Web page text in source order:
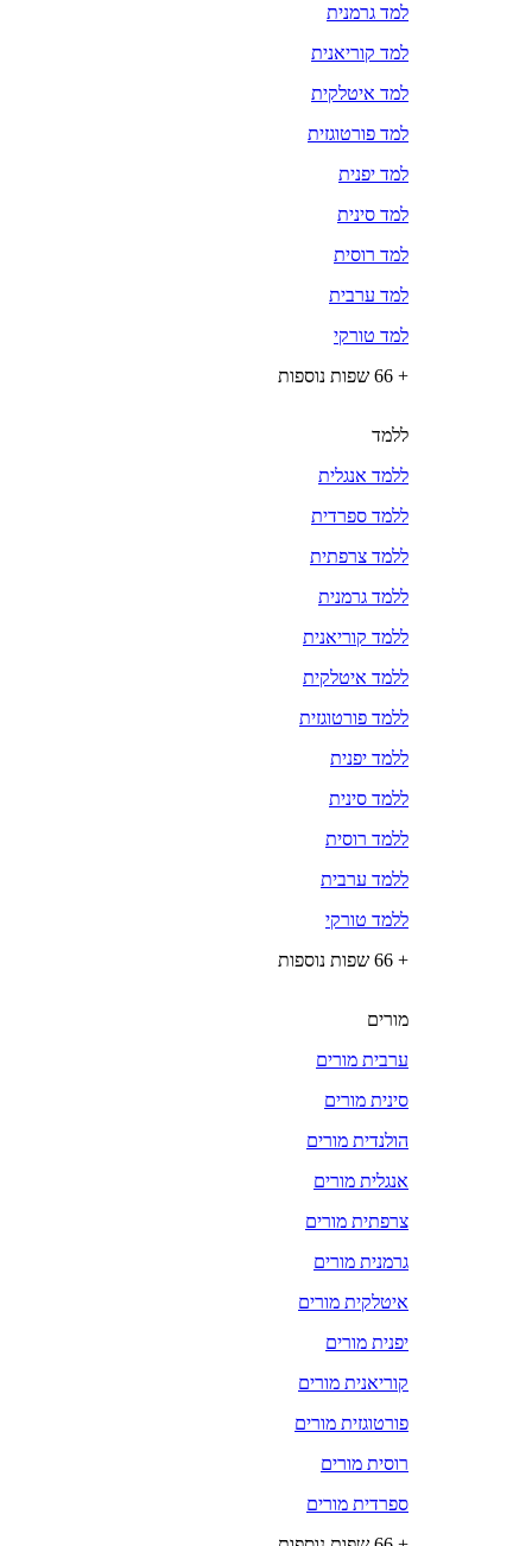
למד גרמנית
למד קוריאנית
למד איטלקית
למד פורטוגזית
למד יפנית
למד סינית
למד רוסית
למד ערבית
למד טורקי
+ 66 שפות נוספות
ללמד
ללמד אנגלית
ללמד ספרדית
ללמד צרפתית
ללמד גרמנית
ללמד קוריאנית
ללמד איטלקית
ללמד פורטוגזית
ללמד יפנית
ללמד סינית
ללמד רוסית
ללמד ערבית
ללמד טורקי
+ 66 שפות נוספות
מורים
ערבית מורים
סינית מורים
הולנדית מורים
אנגלית מורים
צרפתית מורים
גרמנית מורים
איטלקית מורים
יפנית מורים
קוריאנית מורים
פורטוגזית מורים
רוסית מורים
ספרדית מורים